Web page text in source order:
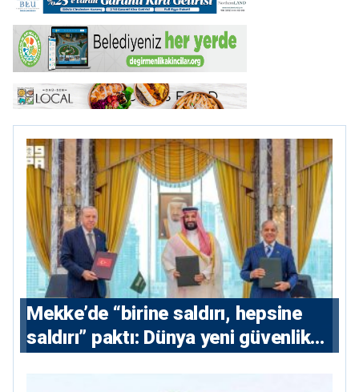
Mekke’de “birine saldırı, hepsine
saldırı” paktı: Dünya yeni güvenlik